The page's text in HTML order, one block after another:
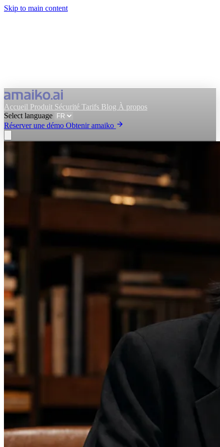
Skip to main content
Accueil Produit Sécurité Tarifs Blog À propos
Select language
Réserver une démo Obtenir amaiko
Obtenir amaiko